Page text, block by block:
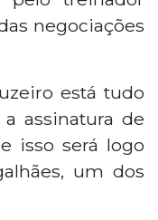
negociações
está tudo
assinatura de
isso será logo
um dos